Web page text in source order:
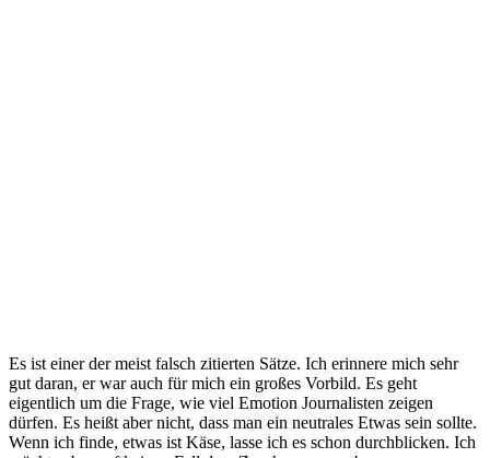
Es ist einer der meist falsch zitierten Sätze. Ich erinnere mich sehr
gut daran, er war auch für mich ein großes Vorbild. Es geht
eigentlich um die Frage, wie viel Emotion Journalisten zeigen
dürfen. Es heißt aber nicht, dass man ein neutrales Etwas sein sollte.
Wenn ich finde, etwas ist Käse, lasse ich es schon durchblicken. Ich